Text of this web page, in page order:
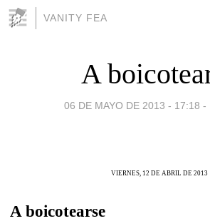
VANITY FEA
A
06 DE MAYO DE 2013 - 17:18 -
VIERNES, 12 DE ABRIL DE 2013
A boicotearse